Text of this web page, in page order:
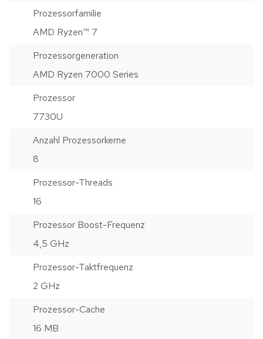
Prozessorfamilie
AMD Ryzen™ 7
Prozessorgeneration
AMD Ryzen 7000 Series
Prozessor
7730U
Anzahl Prozessorkerne
8
Prozessor-Threads
16
Prozessor Boost-Frequenz
4,5 GHz
Prozessor-Taktfrequenz
2 GHz
Prozessor-Cache
16 MB